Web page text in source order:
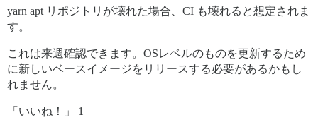
yarn apt リポジトリが壊れた場合、CI も壊れると想定されま
す。
これは来週確認できます。OSレベルのものを更新するため
に新しいベースイメージをリリースする必要があるかもし
れません。
「いいね！」 1